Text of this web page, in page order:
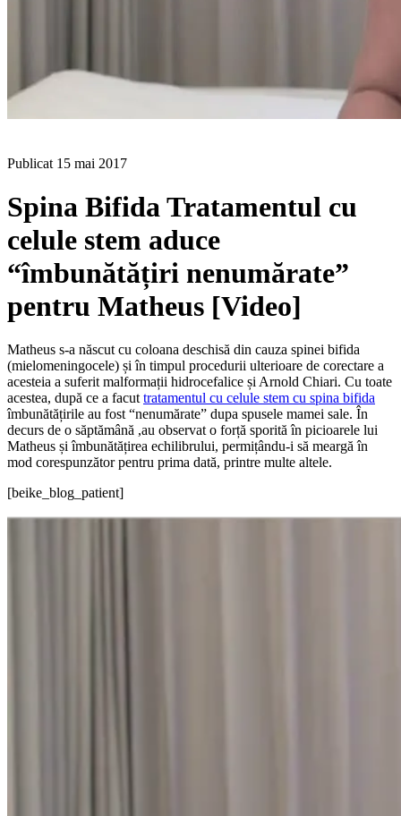
Publicat 15 mai 2017
Spina Bifida Tratamentul cu
celule stem aduce
“îmbunătățiri nenumărate”
pentru Matheus [Video]
Matheus s-a născut cu coloana deschisă din cauza spinei bifida
(mielomeningocele) și în timpul procedurii ulterioare de corectare a
acesteia a suferit malformații hidrocefalice și Arnold Chiari. Cu toate
acestea, după ce a facut tratamentul cu celule stem cu spina bifida
îmbunătățirile au fost “nenumărate” dupa spusele mamei sale. În
decurs de o săptămână ,au observat o forță sporită în picioarele lui
Matheus și îmbunătățirea echilibrului, permițându-i să meargă în
mod corespunzător pentru prima dată, printre multe altele.
[beike_blog_patient]